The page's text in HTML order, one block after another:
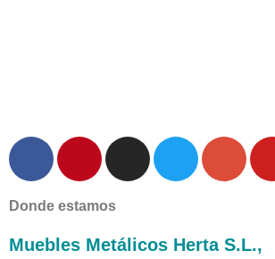
Donde estamos
Muebles Metálicos Herta S.L.,